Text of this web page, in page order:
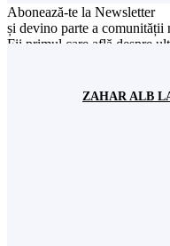
ZAHAR ALB
Abonează-te la Newsletter
și devino parte a comunității
Fii primul care află despre
confidențialitate